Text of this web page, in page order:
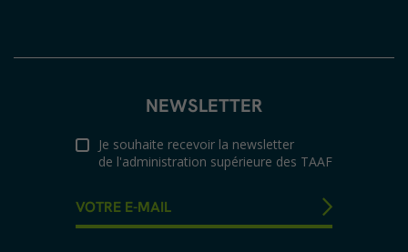
NEWSLETTER
Je souhaite recevoir la newsletter
de l'administration supérieure des TAAF